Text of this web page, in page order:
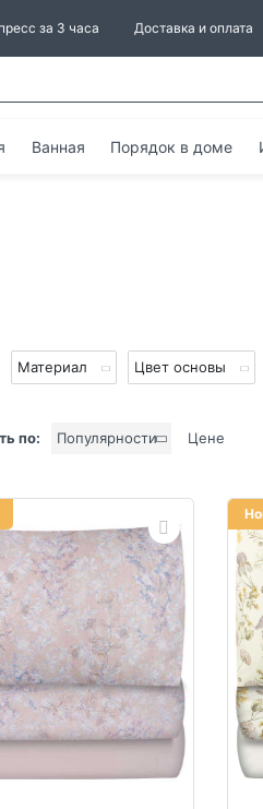
за 3 часа Доставка и оплата
Ванная Порядок в доме
Материал Цвет основы
по: Популярности Цене